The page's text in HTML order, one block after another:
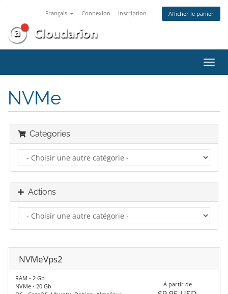
Français Connexion Inscription Afficher le panier
la
NVMe
Catégories
Actions
NVMeVps2
RAM - 2 Gb
NVMe - 20 Gb
À partir de